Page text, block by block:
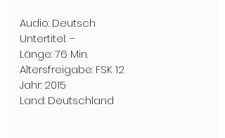
Audio: Deutsch
Untertitel: –
Länge: 76 Min.
Altersfreigabe: FSK 12
Jahr: 2015
Land: Deutschland